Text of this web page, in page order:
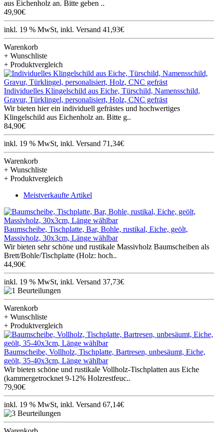
aus Eichenholz an. Bitte geben ..
49,90€
inkl. 19 % MwSt, inkl. Versand 41,93€
Warenkorb
+ Wunschliste
+ Produktvergleich
Individuelles Klingelschild aus Eiche, Türschild, Namensschild,
Gravur, Türklingel, personalisiert, Holz, CNC gefräst
Wir bieten hier ein individuell gefrästes und hochwertiges
Klingelschild aus Eichenholz an. Bitte g..
84,90€
inkl. 19 % MwSt, inkl. Versand 71,34€
Warenkorb
+ Wunschliste
+ Produktvergleich
Meistverkaufte Artikel
Baumscheibe, Tischplatte, Bar, Bohle, rustikal, Eiche, geölt,
Massivholz, 30x3cm, Länge wählbar
Wir bieten sehr schöne und rustikale Massivholz Baumscheiben als
Brett/Bohle/Tischplatte (Holz: hoch..
44,90€
inkl. 19 % MwSt, inkl. Versand 37,73€
Warenkorb
+ Wunschliste
+ Produktvergleich
Baumscheibe, Vollholz, Tischplatte, Bartresen, unbesäumt, Eiche,
geölt, 35-40x3cm, Länge wählbar
Wir bieten schöne und rustikale Vollholz-Tischplatten aus Eiche
(kammergetrocknet 9-12% Holzrestfeuc..
79,90€
inkl. 19 % MwSt, inkl. Versand 67,14€